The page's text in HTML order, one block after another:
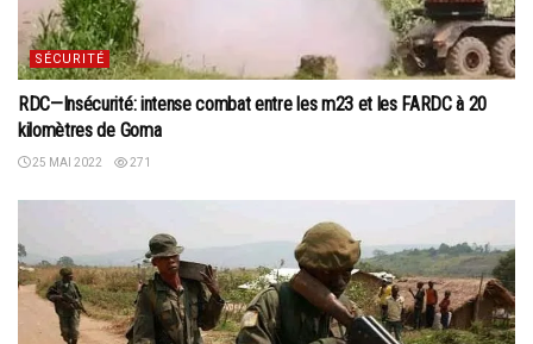
SÉCURITÉ
RDC—Insécurité: intense combat entre les m23 et les FARDC à 20
kilomètres de Goma
25 MAI 2022 271